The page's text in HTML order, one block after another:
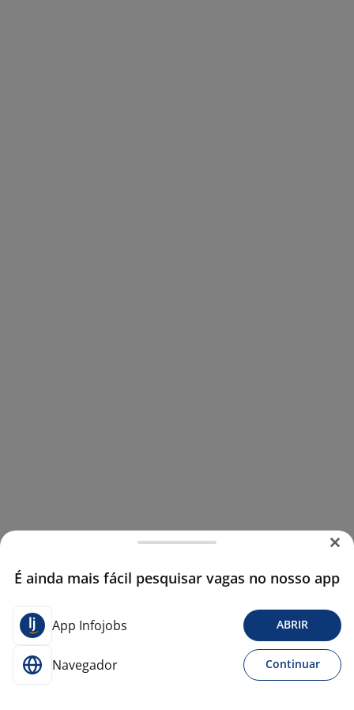
É ainda mais fácil pesquisar vagas no nosso app
App Infojobs ABRIR
Navegador Continuar